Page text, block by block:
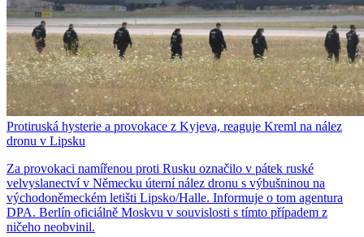
Protiruská hysterie a provokace z Kyjeva, reaguje Kreml na nález
dronu v Lipsku
Za provokaci namířenou proti Rusku označilo v pátek ruské
velvyslanectví v Německu úterní nález dronu s výbušninou na
východoněmeckém letišti Lipsko/Halle. Informuje o tom agentura
DPA. Berlín oficiálně Moskvu v souvislosti s tímto případem z
ničeho neobvinil.